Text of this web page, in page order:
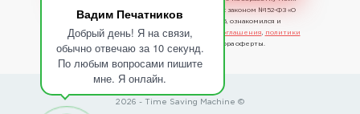
Вадим Печатников
Добрый день! Я на связи,
обычно отвечаю за 10 секунд.
По любым вопросами пишите
мне. Я онлайн.
персональных данных в соответствии с законом №152-ФЗ «О
персональных данных» от 27.07.2006, ознакомился и
принимаю условия пользовательского соглашения
политики
и договора оферты.
2026 - Time Saving Machine ©